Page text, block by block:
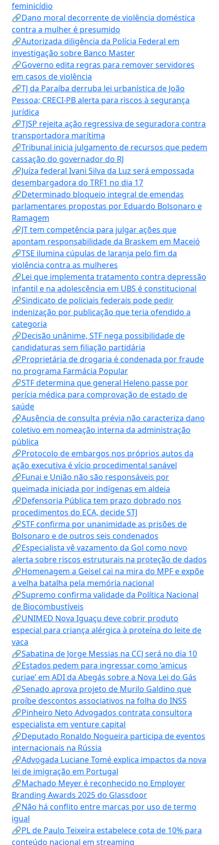
feminicídio
🔗Dano moral decorrente de violência doméstica
contra a mulher é presumido
🔗Autorizada diligência da Polícia Federal em
investigação sobre Banco Master
🔗Governo edita regras para remover servidores
em casos de violência
🔗TJ da Paraíba derruba lei urbanística de João
Pessoa; CRECI-PB alerta para riscos à segurança
jurídica
🔗TJSP rejeita ação regressiva de seguradora contra
transportadora marítima
🔗Tribunal inicia julgamento de recursos que pedem
cassação do governador do RJ
🔗Juíza federal Ivani Silva da Luz será empossada
desembargadora do TRF1 no dia 17
🔗Determinado bloqueio integral de emendas
parlamentares propostas por Eduardo Bolsonaro e
Ramagem
🔗JT tem competência para julgar ações que
apontam responsabilidade da Braskem em Maceió
🔗TSE ilumina cúpulas de laranja pelo fim da
violência contra as mulheres
🔗Lei que implementa tratamento contra depressão
infantil e na adolescência em UBS é constitucional
🔗Sindicato de policiais federais pode pedir
indenização por publicação que teria ofendido a
categoria
🔗Decisão unânime, STF nega possibilidade de
candidaturas sem filiação partidária
🔗Proprietária de drogaria é condenada por fraude
no programa Farmácia Popular
🔗STF determina que general Heleno passe por
perícia médica para comprovação de estado de
saúde
🔗Ausência de consulta prévia não caracteriza dano
coletivo em nomeação interna da administração
pública
🔗Protocolo de embargos nos próprios autos da
ação executiva é vício procedimental sanável
🔗Funai e União não são responsáveis por
queimada iniciada por indígenas em aldeia
🔗Defensoria Pública tem prazo dobrado nos
procedimentos do ECA, decide STJ
🔗STF confirma por unanimidade as prisões de
Bolsonaro e de outros seis condenados
🔗Especialista vê vazamento da Gol como novo
alerta sobre riscos estruturais na proteção de dados
🔗Homenagem a Geisel cai na mira do MPF e expõe
a velha batalha pela memória nacional
🔗Supremo confirma validade da Política Nacional
de Biocombustíveis
🔗UNIMED Nova Iguaçu deve cobrir produto
especial para criança alérgica à proteína do leite de
vaca
🔗Sabatina de Jorge Messias na CCJ será no dia 10
🔗Estados pedem para ingressar como ‘amicus
curiae’ em ADI da Abegás sobre a Nova Lei do Gás
🔗Senado aprova projeto de Murilo Galdino que
proíbe descontos associativos na folha do INSS
🔗Pinheiro Neto Advogados contrata consultora
especialista em venture capital
🔗Deputado Ronaldo Nogueira participa de eventos
internacionais na Rússia
🔗Advogada Luciane Tomé explica impactos da nova
lei de imigração em Portugal
🔗Machado Meyer é reconhecido no Employer
Branding Awards 2025 do Glassdoor
🔗Não há conflito entre marcas por uso de termo
igual
🔗PL de Paulo Teixeira estabelece cota de 10% para
conteúdo nacional em streaming